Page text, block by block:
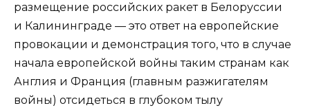
размещение российских ракет в Белоруссии
и Калининграде — это ответ на европейские
провокации и демонстрация того, что в случае
начала европейской войны таким странам как
Англия и Франция (главным разжигателям
войны) отсидеться в глубоком тылу